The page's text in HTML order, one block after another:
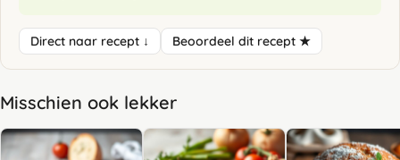
Direct naar recept ↓ Beoordeel dit recept ★
Misschien ook lekker